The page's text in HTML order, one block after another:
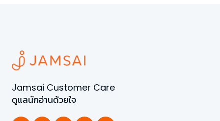
Jamsai Customer Care
ดูแลนักอ่านด้วยใจ